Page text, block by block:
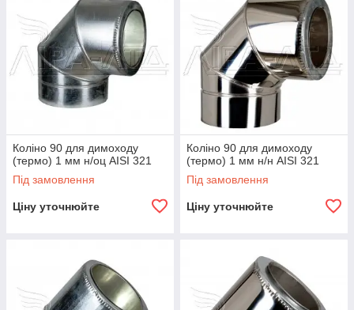
Коліно 90 для димоходу
(термо) 1 мм н/оц AISI 321
Під замовлення
Ціну уточнюйте
Коліно 90 для димоходу
(термо) 1 мм н/н AISI 321
Під замовлення
Ціну уточнюйте